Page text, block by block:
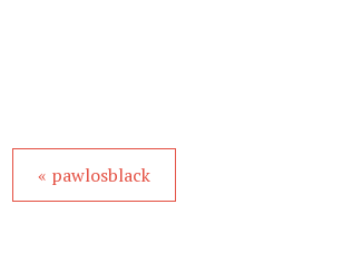
« pawlosblack